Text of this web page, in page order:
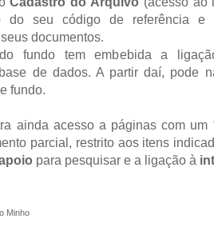
do seu código de referência e
documentos.
fundo tem embebida a
de dados. A partir daí, pode
fundo.
ainda acesso a páginas com um
parcial, restrito aos itens
para pesquisar e a ligação à
Minho